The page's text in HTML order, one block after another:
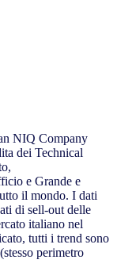
NIQ Company
dei Technical
e Grande e
il mondo. I dati
di sell-out delle
italiano nel
tutti i trend sono
perimetro